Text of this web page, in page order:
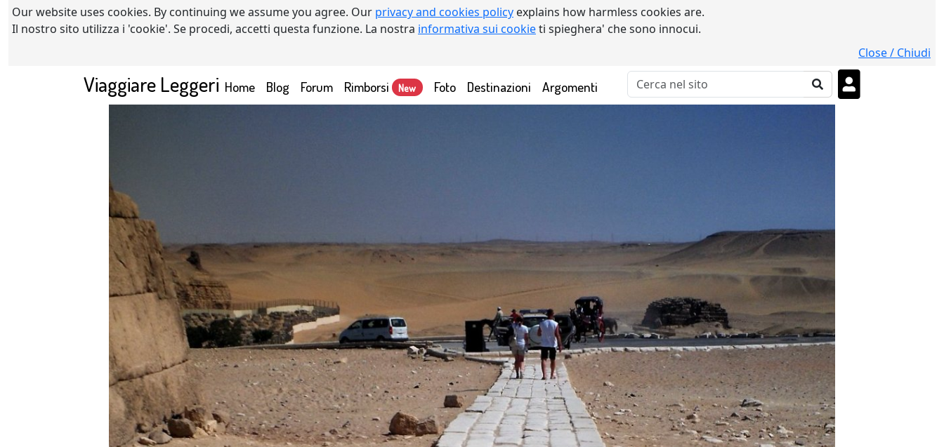
Our website uses cookies. By continuing we assume you agree. Our privacy and cookies policy explains how harmless cookies are.
Il nostro sito utilizza i 'cookie'. Se procedi, accetti questa funzione. La nostra informativa sui cookieti spieghera' che sono innocui.
Close / Chiudi
Viaggiare Leggeri Home(current)
Blog Forum Rimborsi New Foto Destinazioni Argomenti